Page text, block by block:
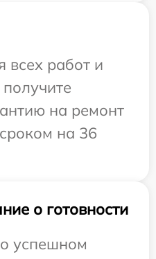
всех работ и
на ремонт
на 36
о готовности
успешном